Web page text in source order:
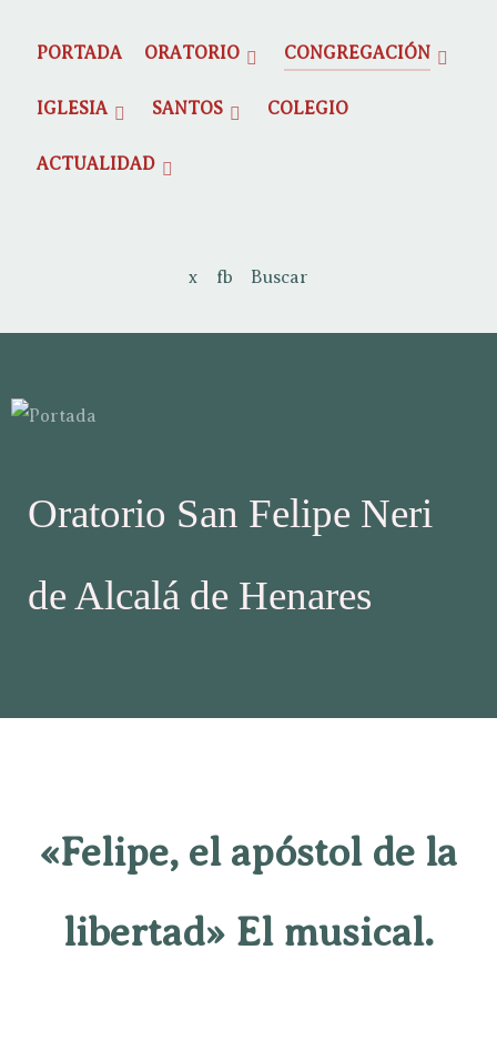
PORTADA ORATORIO CONGREGACIÓN
IGLESIA SANTOS COLEGIO
ACTUALIDAD
x fb Buscar
Oratorio San Felipe Neri
de Alcalá de Henares
«Felipe, el apóstol de la
libertad» El musical.